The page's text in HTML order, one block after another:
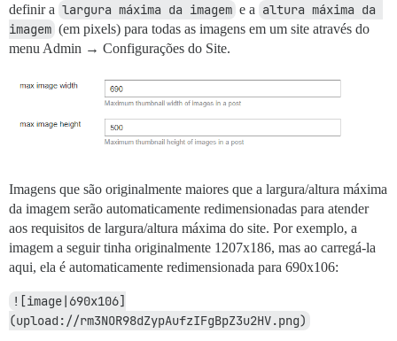
definir a largura máxima da imagem e a altura máxima da
imagem (em pixels) para todas as imagens em um site através do
menu Admin → Configurações do Site.
Imagens que são originalmente maiores que a largura/altura máxima
da imagem serão automaticamente redimensionadas para atender
aos requisitos de largura/altura máxima do site. Por exemplo, a
imagem a seguir tinha originalmente 1207x186, mas ao carregá-la
aqui, ela é automaticamente redimensionada para 690x106:
![image|690x106]
(upload://rm3NOR98dZypAufzIFgBpZ3u2HV.png)